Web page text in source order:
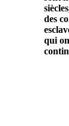
des
qui